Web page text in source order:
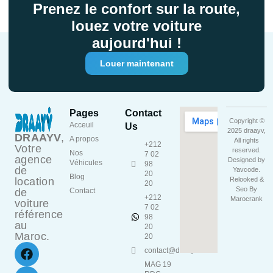
Prenez le confort sur la route,
louez votre voiture
aujourd'hui !
Louer maintenant
DRAAYV,
Votre
agence
de
location
de
voiture
référence
au
Maroc.
Pages
Acceuil
A propos
Nos
Véhicules
Blog
Contact
Contact
Us
+212
7 02
98
20
20
+212
7 02
98
20
20
contact@draayv.ma
MAG 19
Copyright ©
2025 draayv,
All rights
reserved.
Designed by
Yavcode
Relooked &
Seo By
Marocrank